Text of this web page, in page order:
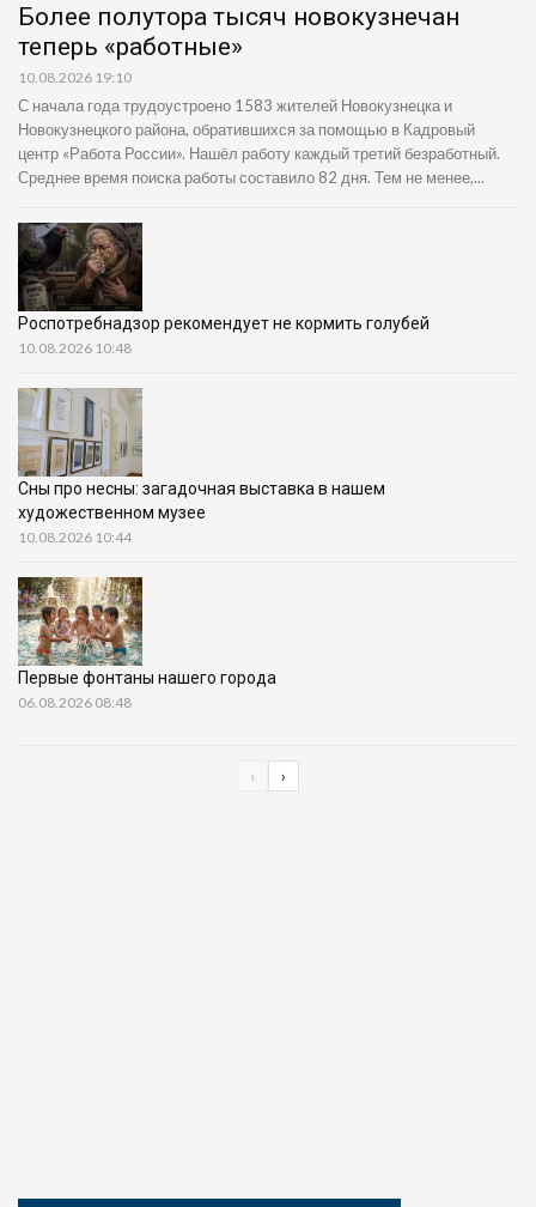
Более полутора тысяч новокузнечан
теперь «работные»
10.08.2026 19:10
С начала года трудоустроено 1583 жителей Новокузнецка и
Новокузнецкого района, обратившихся за помощью в Кадровый
центр «Работа России». Нашёл работу каждый третий безработный.
Среднее время поиска работы составило 82 дня. Тем не менее,...
Роспотребнадзор рекомендует не кормить голубей
10.08.2026 10:48
Сны про несны: загадочная выставка в нашем
художественном музее
10.08.2026 10:44
Первые фонтаны нашего города
06.08.2026 08:48
‹ ›